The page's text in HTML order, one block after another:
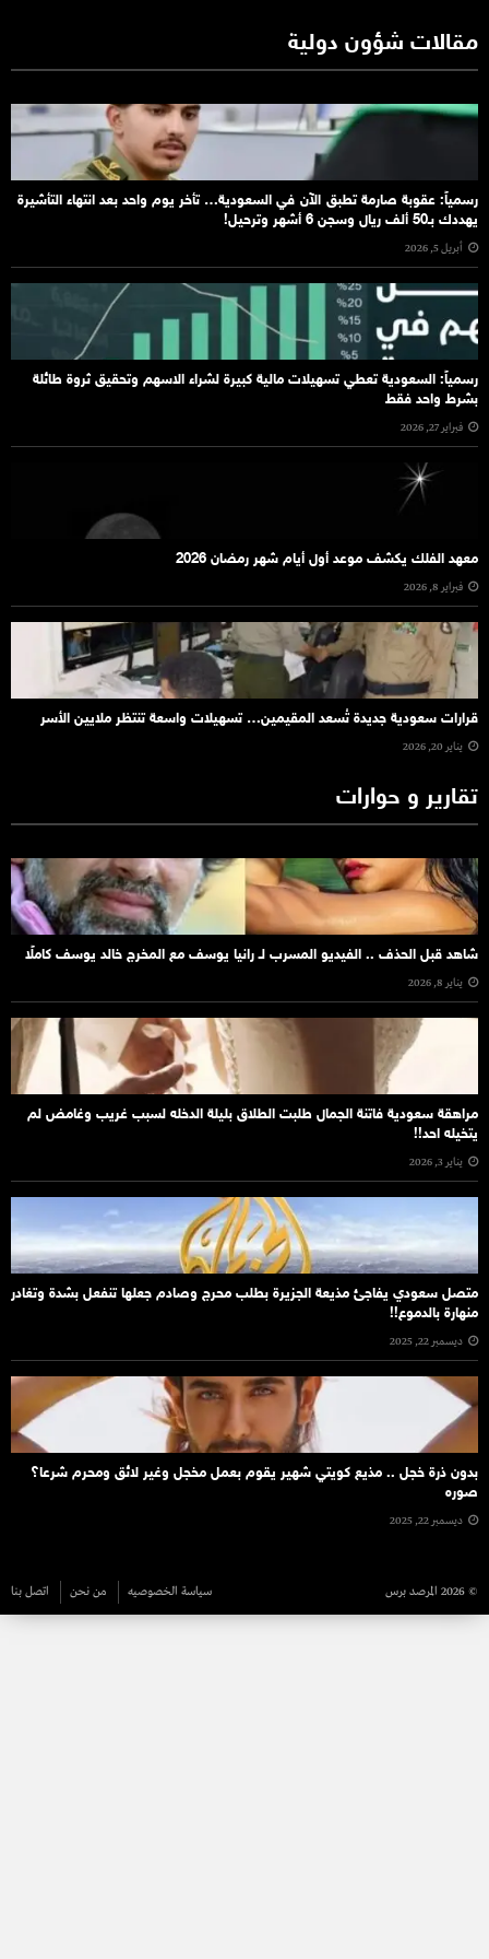
مقالات شؤون دولية
رسمياً: عقوبة صارمة تطبق الآن في السعودية… تأخر يوم واحد بعد انتهاء التأشيرة
يهددك بـ50 ألف ريال وسجن 6 أشهر وترحيل!
أبريل 5, 2026
رسمياً: السعودية تعطي تسهيلات مالية كبيرة لشراء الاسهم وتحقيق ثروة طائلة
بشرط واحد فقط
فبراير 27, 2026
معهد الفلك يكشف موعد أول أيام شهر رمضان 2026
فبراير 8, 2026
قرارات سعودية جديدة تُسعد المقيمين… تسهيلات واسعة تنتظر ملايين الأسر
يناير 20, 2026
تقارير و حوارات
شاهد قبل الحذف .. الفيديو المسرب لـ رانيا يوسف مع المخرج خالد يوسف كاملًا
يناير 8, 2026
مراهقة سعودية فاتنة الجمال طلبت الطلاق بليلة الدخله لسبب غريب وغامض لم
يتخيله احد!!
يناير 3, 2026
متصل سعودي يفاجئ مذيعة الجزيرة بطلب محرج وصادم جعلها تنفعل بشدة وتغادر
منهارة بالدموع!!
ديسمبر 22, 2025
بدون ذرة خجل .. مذيع كويتي شهير يقوم بعمل مخجل وغير لائق ومحرم شرعا؟
صوره
ديسمبر 22, 2025
© 2026 المرصد برس سياسة الخصوصيه من نحن اتصل بنا